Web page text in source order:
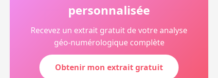
personnalisée
Recevez un extrait gratuit de votre analyse
géo-numérologique complète
Obtenir mon extrait gratuit